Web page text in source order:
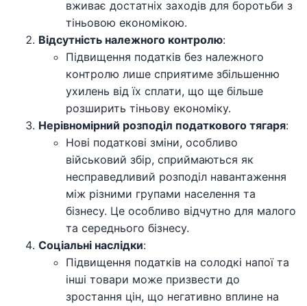
вживає достатніх заходів для боротьби з
тіньовою економікою.
Відсутність належного контролю:
Підвищення податків без належного
контролю лише сприятиме збільшенню
ухилень від їх сплати, що ще більше
розширить тіньову економіку.
Нерівномірний розподіл податкового тягаря:
Нові податкові зміни, особливо
військовий збір, сприймаються як
несправедливий розподіл навантаження
між різними групами населення та
бізнесу. Це особливо відчутно для малого
та середнього бізнесу.
Соціальні наслідки:
Підвищення податків на солодкі напої та
інші товари може призвести до
зростання цін, що негативно вплине на